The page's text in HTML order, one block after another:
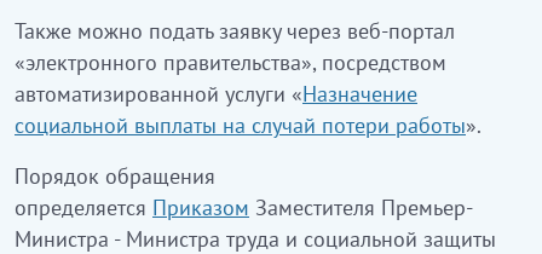
Также можно подать заявку через веб-портал
«электронного правительства», посредством
автоматизированной услуги «Назначение
социальной выплаты на случай потери работы».
Порядок обращения
определяется Приказом Заместителя Премьер-
Министра - Министра труда и социальной защиты